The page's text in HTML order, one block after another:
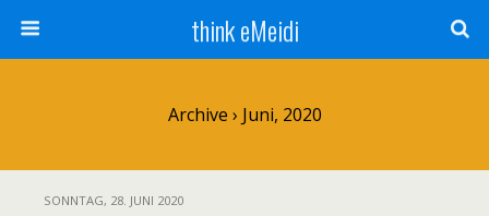
think eMeidi
Archive › Juni, 2020
SONNTAG, 28. JUNI 2020